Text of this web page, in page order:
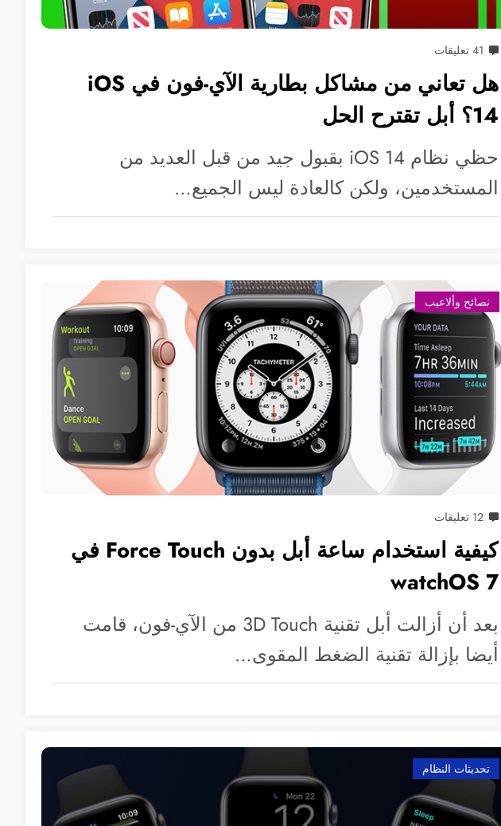
41 تعليقات
هل تعاني من مشاكل بطارية الآي-فون في iOS
14؟ أبل تقترح الحل
حظي نظام iOS 14 بقبول جيد من قبل العديد من
المستخدمين، ولكن كالعادة ليس الجميع…
نصائح وألاعيب
12 تعليقات
كيفية استخدام ساعة أبل بدون Force Touch في
watchOS 7
بعد أن أزالت أبل تقنية 3D Touch من الآي-فون، قامت
أيضا بإزالة تقنية الضغط المقوى…
تحديثات النظام